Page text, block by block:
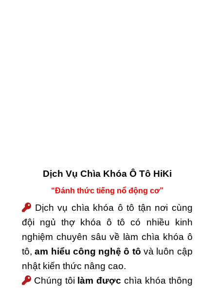
Dịch Vụ Chìa Khóa Ô Tô HiKi
“Đánh thức tiếng nổ động cơ”
Dịch vụ chìa khóa ô tô tận nơi cùng
đội ngủ thợ khóa ô tô có nhiều kinh
nghiệm chuyên sâu về làm chìa khóa ô
tô,am hiểu công nghệ ô tô và luôn cập
nhật kiến thức nâng cao.
Chúng tôi làm được chìa khóa thông